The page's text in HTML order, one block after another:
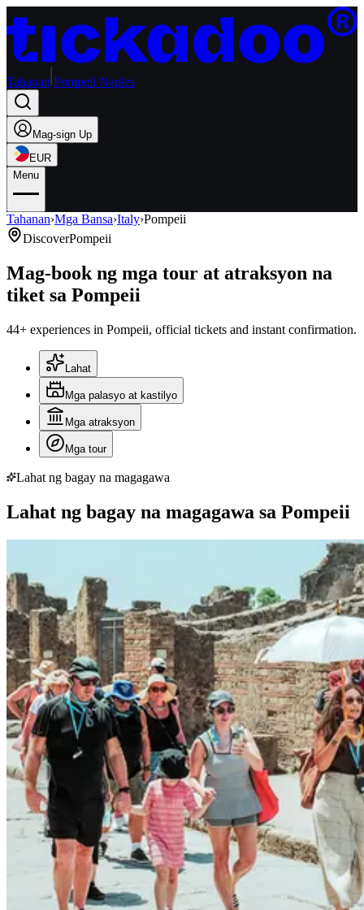
Tahanan Pompeii Naples
Mag-sign Up
EUR
Menu
Tahanan›Mga Bansa›Italy›Pompeii
DiscoverPompeii
Mag-book ng mga tour at atraksyon na
tiket sa Pompeii
44+ experiences in Pompeii, official tickets and instant confirmation.
Lahat
Mga palasyo at kastilyo
Mga atraksyon
Mga tour
Lahat ng bagay na magagawa
Lahat ng bagay na magagawa sa Pompeii